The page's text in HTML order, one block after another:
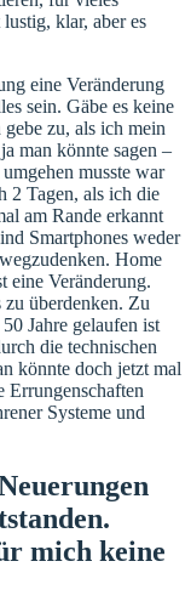
klar, aber es
eine Veränderung
sein. Gäbe es keine
zu, als ich mein
man könnte sagen –
musste war
2 Tagen, als ich die
am Rande erkannt
Smartphones weder
Home
eine Veränderung.
überdenken. Zu
Jahre gelaufen ist
die technischen
könnte doch jetzt mal
Errungenschaften
Systeme und
mich keine